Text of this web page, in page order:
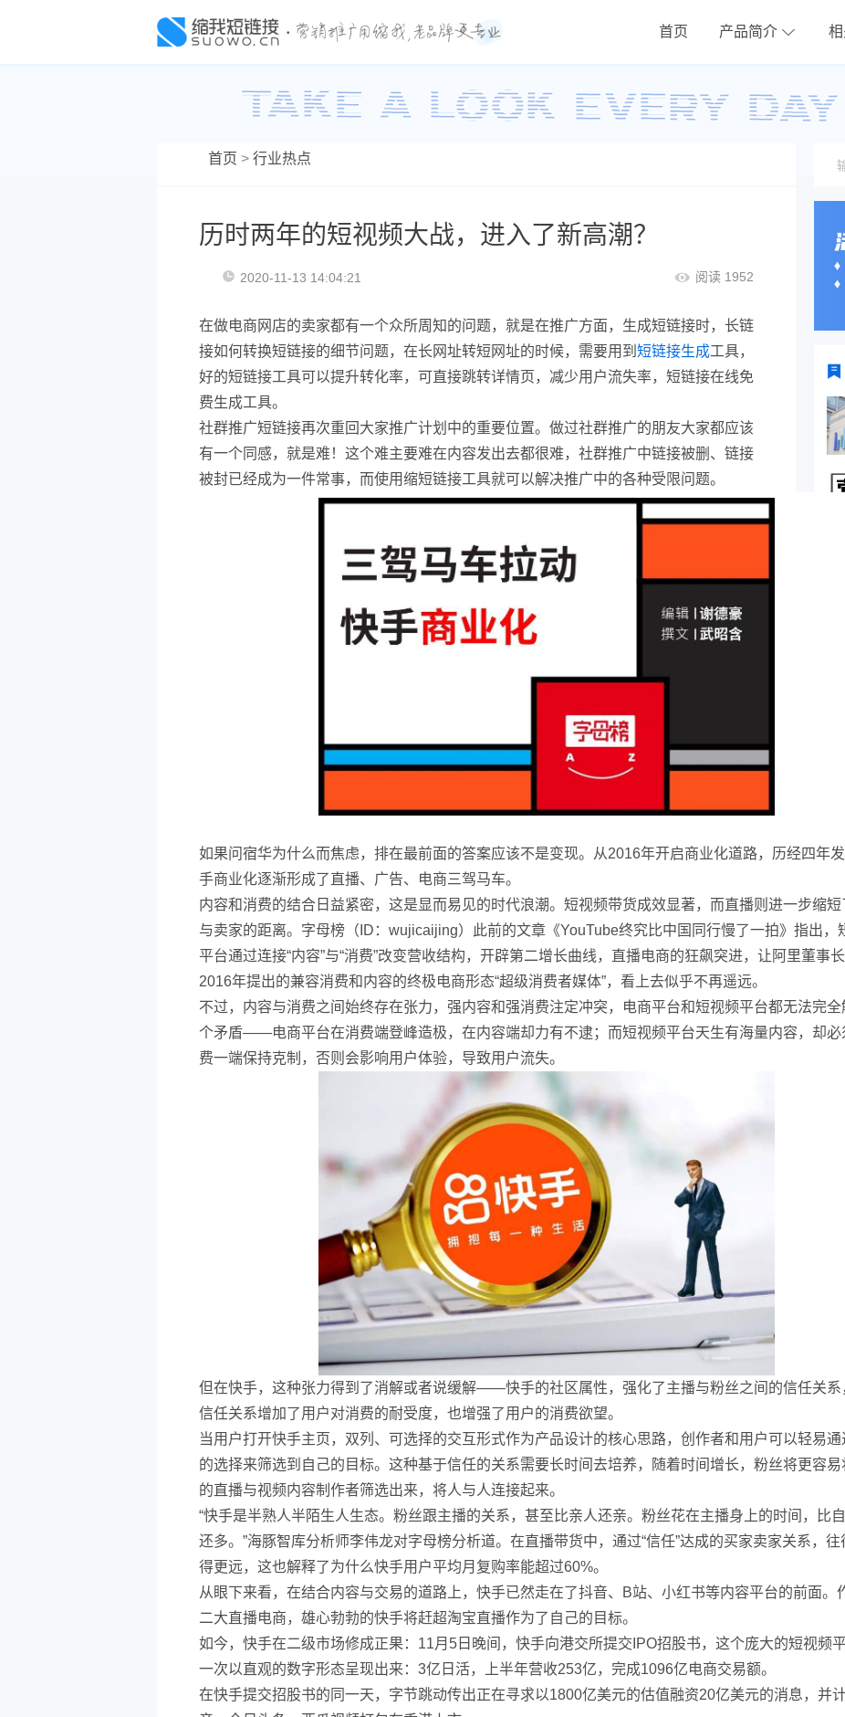
首页 产品简介
首页 > 行业热点
历时两年的短视频大战，进入了新高潮？
2020-11-13 14:04:21 阅读 1952
在做电商网店的卖家都有一个众所周知的问题，就是在推广方面，生成短链接时，长链
接如何转换短链接的细节问题，在长网址转短网址的时候，需要用到 短链接生成工具，
好的短链接工具可以提升转化率，可直接跳转详情页，减少用户流失率，短链接在线免
费生成工具。
社群推广短链接再次重回大家推广计划中的重要位置。做过社群推广的朋友大家都应该
有一个同感，就是难！这个难主要难在内容发出去都很难，社群推广中链接被删、链接
被封已经成为一件常事，而使用缩短链接工具就可以解决推广中的各种受限问题。
如果问宿华为什么而焦虑，排在最前面的答案应该不是变现。从2016年开启商业化道路，历经四年
手商业化逐渐形成了直播、广告、电商三驾马车。
内容和消费的结合日益紧密，这是显而易见的时代浪潮。短视频带货成效显著，而直播则进一步缩短
与卖家的距离。字母榜（ID：wujicaijing）此前的文章《YouTube终究比中国同行慢了一拍》指出，
平台通过连接“内容”与“消费”改变营收结构，开辟第二增长曲线，直播电商的狂飙突进，让阿里董事
2016年提出的兼容消费和内容的终极电商形态“超级消费者媒体”，看上去似乎不再遥远。
不过，内容与消费之间始终存在张力，强内容和强消费注定冲突，电商平台和短视频平台都无法完全
个矛盾——电商平台在消费端登峰造极，在内容端却力有不逮；而短视频平台天生有海量内容，却必
费一端保持克制，否则会影响用户体验，导致用户流失。
但在快手，这种张力得到了消解或者说缓解——快手的社区属性，强化了主播与粉丝之间的信任关系
信任关系增加了用户对消费的耐受度，也增强了用户的消费欲望。
当用户打开快手主页，双列、可选择的交互形式作为产品设计的核心思路，创作者和用户可以轻易通
的选择来筛选到自己的目标。这种基于信任的关系需要长时间去培养，随着时间增长，粉丝将更容易
的直播与视频内容制作者筛选出来，将人与人连接起来。
“快手是半熟人半陌生人生态。粉丝跟主播的关系，甚至比亲人还亲。粉丝花在主播身上的时间，比
还多。”海豚智库分析师李伟龙对字母榜分析道。在直播带货中，通过“信任”达成的买家卖家关系，往
得更远，这也解释了为什么快手用户平均月复购率能超过60%。
从眼下来看，在结合内容与交易的道路上，快手已然走在了抖音、B站、小红书等内容平台的前面。
二大直播电商，雄心勃勃的快手将赶超淘宝直播作为了自己的目标。
如今，快手在二级市场修成正果：11月5日晚间，快手向港交所提交IPO招股书，这个庞大的短视频
一次以直观的数字形态呈现出来：3亿日活，上半年营收253亿，完成1096亿电商交易额。
在快手提交招股书的同一天，字节跳动传出正在寻求以1800亿美元的估值融资20亿美元的消息，并